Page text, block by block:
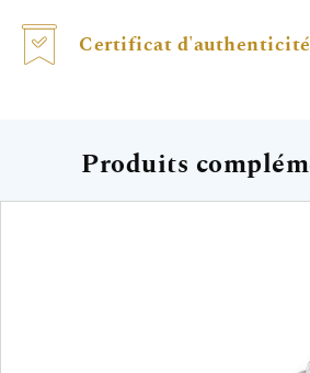
Certificat d'authenticité
Produits